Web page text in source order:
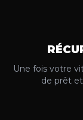
Une fois votre
de prêt